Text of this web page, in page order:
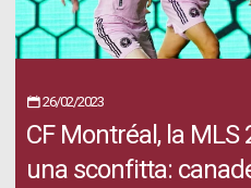
26/02/2023
CF Montréal, la
una sconfitta: